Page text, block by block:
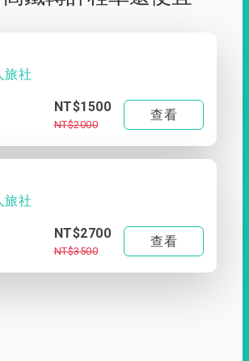
旅社
NT$1500
NT$2000
查看
旅社
NT$2700
NT$3500
查看